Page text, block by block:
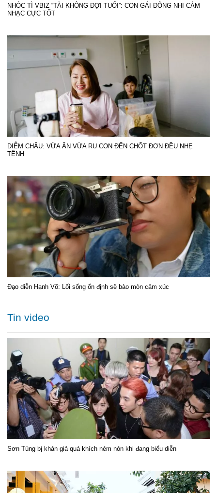
NHÓC TÌ VBIZ “TÀI KHÔNG ĐỢI TUỔI”: CON GÁI ĐÔNG NHI CẢM
NHẠC CỰC TỐT
DIỄM CHÂU: VỪA ĂN VỪA RU CON ĐẾN CHỐT ĐƠN ĐỀU NHẸ
TÊNH
Đạo diễn Hạnh Võ: Lối sống ổn định sẽ bào mòn cảm xúc
Tin video
Sơn Tùng bị khán giả quá khích ném nón khi đang biểu diễn